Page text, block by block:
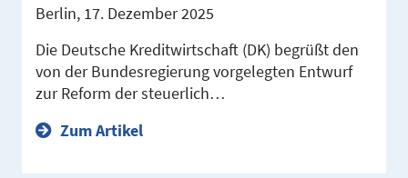
Berlin, 17. Dezember 2025
Die Deutsche Kreditwirtschaft (DK) begrüßt den
von der Bundesregierung vorgelegten Entwurf
zur Reform der steuerlich…
Zum Artikel